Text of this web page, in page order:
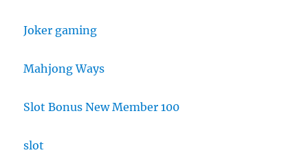
Joker gaming
Mahjong Ways
Slot Bonus New Member 100
slot